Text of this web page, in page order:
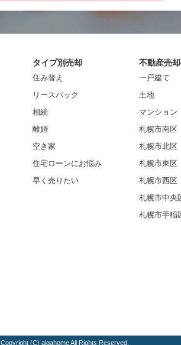
タイプ別売却
住み替え
リースバック
相続
離婚
空き家
住宅ローンにお悩み
早く売りたい
不動産売
一戸建て
土地
マンション
札幌市南区
札幌市北区
札幌市東区
札幌市西区
札幌市中央
札幌市手稲
Copyright (C) algahome All Rights Reserved.